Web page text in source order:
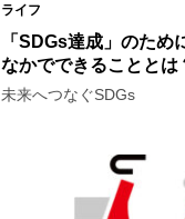
ライフ
「SDGs達成」のため
なかでできることとは
未来へつなぐSDGs